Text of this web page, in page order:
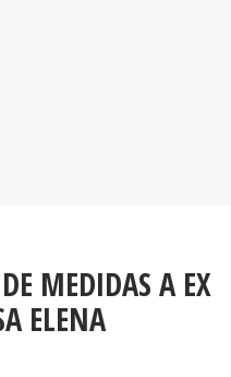
MEDIDAS A EX
ELENA